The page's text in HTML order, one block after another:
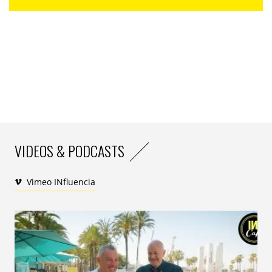
laquelle le contrôle de la performance d’un
animer leurs entretiens d’évaluation et décider de leur
bonus annuel sans être à leurs côtés au quotidien.
à un plus grand alignement stratégique et
cadre est de définir et évaluer de concert des objectifs
quantitatifs et qualitatifs. Si j’ose dire, ces objectifs
doivent être objectifs, c’est-à-dire mesurables en
fonction de faits et non de sensations. Le subjectif
VIDEOS & PODCASTS
Vimeo INfluencia